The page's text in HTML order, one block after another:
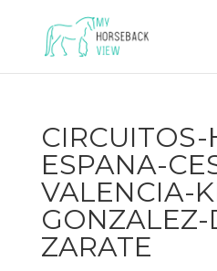
ESPANA-
VALENCIA-
GONZALEZ-
ZARATE